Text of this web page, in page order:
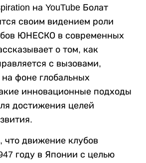
на YouTube Болат
своим видением роли
ЮНЕСКО в современных
о том, как
с вызовами,
фоне глобальных
инновационные подходы
достижения целей
что движение клубов
году в Японии с целью